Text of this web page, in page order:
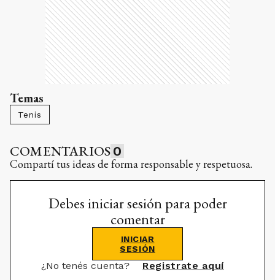
Temas
Tenis
COMENTARIOS 0
Compartí tus ideas de forma responsable y respetuosa.
Debes iniciar sesión para poder
comentar
INICIAR
SESIÓN
¿No tenés cuenta? Registrate aquí